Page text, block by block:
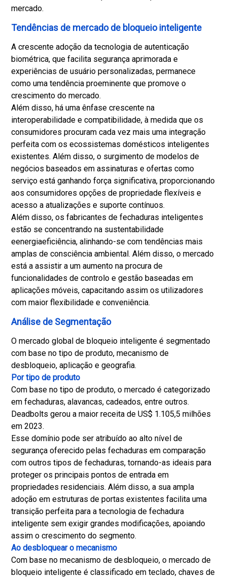
mercado.
Tendências de mercado de bloqueio inteligente
A crescente adoção da tecnologia de autenticação
biométrica, que facilita segurança aprimorada e
experiências de usuário personalizadas, permanece
como uma tendência proeminente que promove o
crescimento do mercado.
Além disso, há uma ênfase crescente na
interoperabilidade e compatibilidade, à medida que os
consumidores procuram cada vez mais uma integração
perfeita com os ecossistemas domésticos inteligentes
existentes. Além disso, o surgimento de modelos de
negócios baseados em assinaturas e ofertas como
serviço está ganhando força significativa, proporcionando
aos consumidores opções de propriedade flexíveis e
acesso a atualizações e suporte contínuos.
Além disso, os fabricantes de fechaduras inteligentes
estão se concentrando na sustentabilidade
eenergiaeficiência, alinhando-se com tendências mais
amplas de consciência ambiental. Além disso, o mercado
está a assistir a um aumento na procura de
funcionalidades de controlo e gestão baseadas em
aplicações móveis, capacitando assim os utilizadores
com maior flexibilidade e conveniência.
Análise de Segmentação
O mercado global de bloqueio inteligente é segmentado
com base no tipo de produto, mecanismo de
desbloqueio, aplicação e geografia.
Por tipo de produto
Com base no tipo de produto, o mercado é categorizado
em fechaduras, alavancas, cadeados, entre outros.
Deadbolts gerou a maior receita de US$ 1.105,5 milhões
em 2023.
Esse domínio pode ser atribuído ao alto nível de
segurança oferecido pelas fechaduras em comparação
com outros tipos de fechaduras, tornando-as ideais para
proteger os principais pontos de entrada em
propriedades residenciais. Além disso, a sua ampla
adoção em estruturas de portas existentes facilita uma
transição perfeita para a tecnologia de fechadura
inteligente sem exigir grandes modificações, apoiando
assim o crescimento do segmento.
Ao desbloquear o mecanismo
Com base no mecanismo de desbloqueio, o mercado de
bloqueio inteligente é classificado em teclado, chaves de